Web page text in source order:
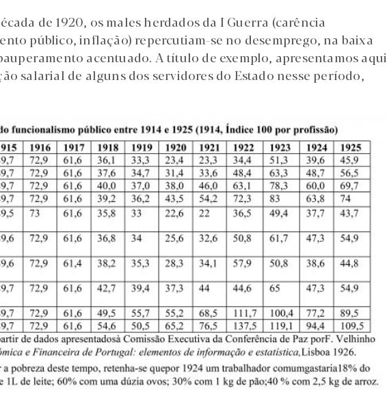
de 1920, os males herdados da I Guerra (carência
público, inflação) repercutiam-se no desemprego, na baixa
acentuado. A título de exemplo, apresentamos aqui
salarial de alguns dos servidores do Estado nesse período,